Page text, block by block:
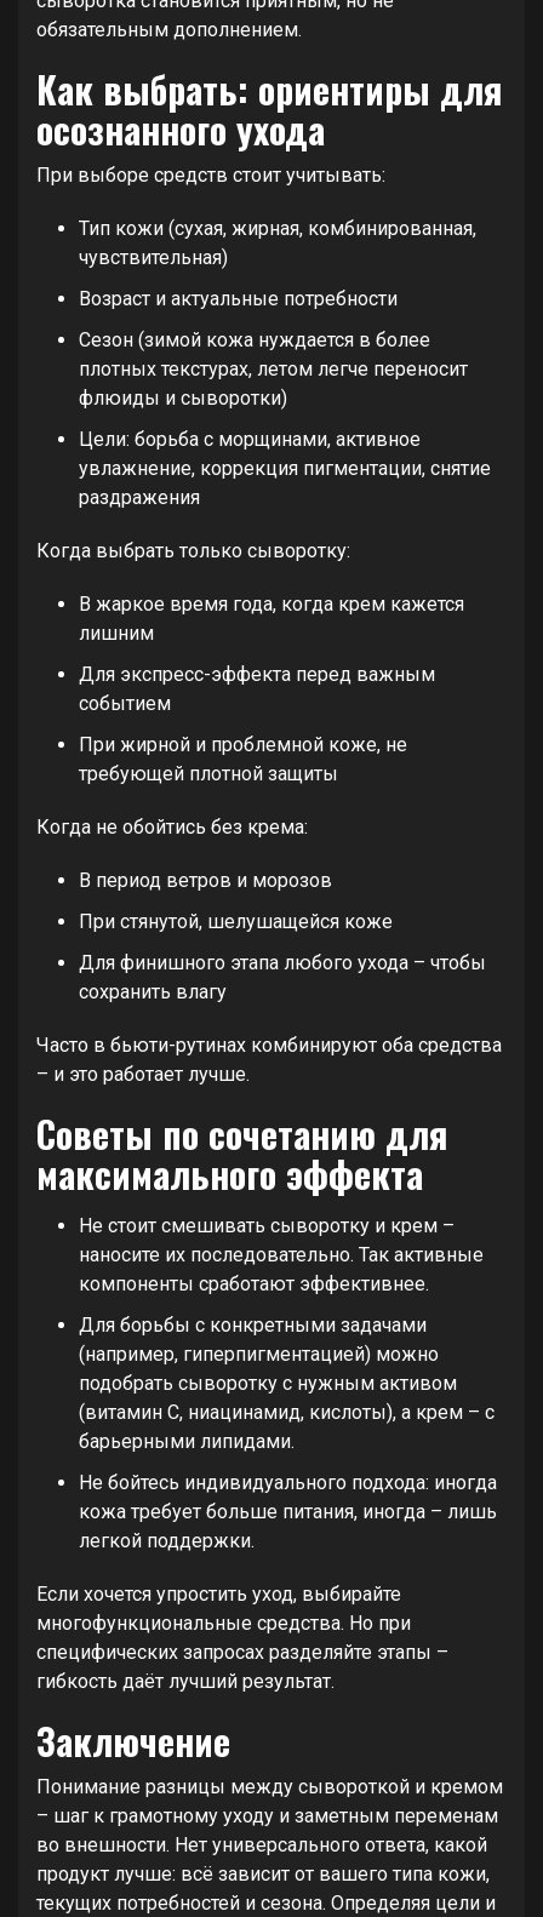
обязательным дополнением.
Как выбрать: ориентиры для
осознанного ухода
При выборе средств стоит учитывать:
Тип кожи (сухая, жирная, комбинированная,
чувствительная)
Возраст и актуальные потребности
Сезон (зимой кожа нуждается в более
плотных текстурах, летом легче переносит
флюиды и сыворотки)
Цели: борьба с морщинами, активное
увлажнение, коррекция пигментации, снятие
раздражения
Когда выбрать только сыворотку:
В жаркое время года, когда крем кажется
лишним
Для экспресс-эффекта перед важным
событием
При жирной и проблемной коже, не
требующей плотной защиты
Когда не обойтись без крема:
В период ветров и морозов
При стянутой, шелушащейся коже
Для финишного этапа любого ухода – чтобы
сохранить влагу
Часто в бьюти-рутинах комбинируют оба средства
– и это работает лучше.
Советы по сочетанию для
максимального эффекта
Не стоит смешивать сыворотку и крем –
наносите их последовательно. Так активные
компоненты сработают эффективнее.
Для борьбы с конкретными задачами
(например, гиперпигментацией) можно
подобрать сыворотку с нужным активом
(витамин С, ниацинамид, кислоты), а крем – с
барьерными липидами.
Не бойтесь индивидуального подхода: иногда
кожа требует больше питания, иногда – лишь
легкой поддержки.
Если хочется упростить уход, выбирайте
многофункциональные средства. Но при
специфических запросах разделяйте этапы –
гибкость даёт лучший результат.
Заключение
Понимание разницы между сывороткой и кремом
– шаг к грамотному уходу и заметным переменам
во внешности. Нет универсального ответа, какой
продукт лучше: всё зависит от вашего типа кожи,
текущих потребностей и сезона. Определяя цели и